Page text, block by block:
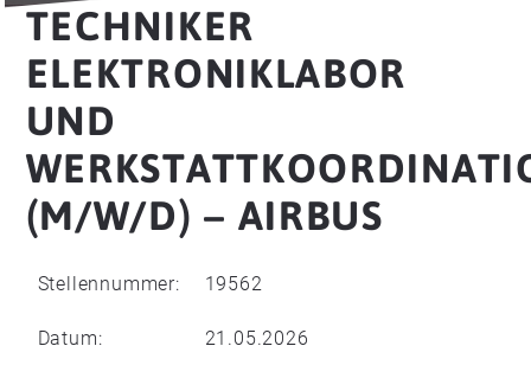
TECHNIKER
ELEKTRONIKLABOR
UND
(M/W/D) – AIRBUS
Stellennummer: 19562
Datum: 21.05.2026